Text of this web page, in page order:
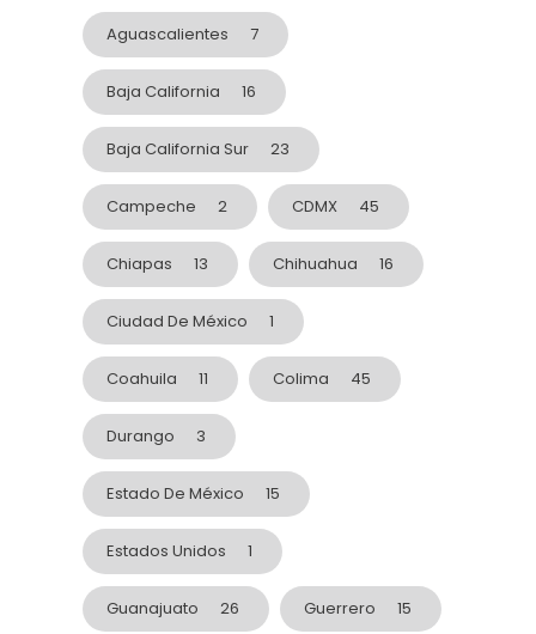
Aguascalientes 7
Baja California 16
Baja California Sur 23
Campeche 2 CDMX 45
Chiapas 13 Chihuahua 16
Ciudad De México 1
Coahuila 11 Colima 45
Durango 3
Estado De México 15
Estados Unidos 1
Guanajuato 26 Guerrero 15